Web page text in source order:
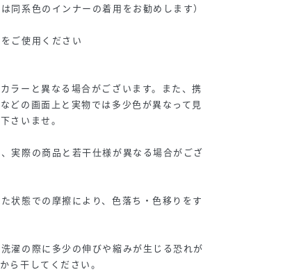
同系色のインナーの着用をお勧めします）
ご使用ください
ラーと異なる場合がございます。また、携
どの画面上と実物では多少色が異なって見
さいませ。
実際の商品と若干仕様が異なる場合がござ
状態での摩擦により、色落ち・色移りをす
濯の際に多少の伸びや縮みが生じる恐れが
ら干してください。